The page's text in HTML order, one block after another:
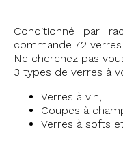
Conditionné par
commande 72 verres
Ne cherchez pas
3 types de verres à
Verres à vin,
Coupes à
Verres à softs